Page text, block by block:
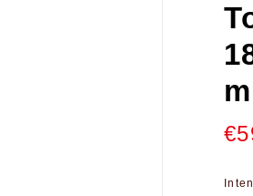
€